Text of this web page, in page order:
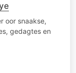
oor snaakse,
gedagtes en